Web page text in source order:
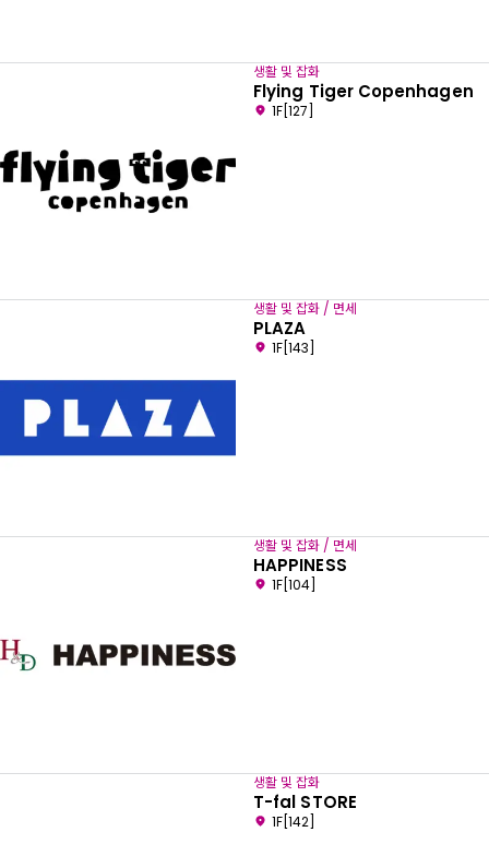
생활 및 잡화
Flying Tiger Copenhagen
1F[127]
생활 및 잡화 / 면세
PLAZA
1F[143]
생활 및 잡화 / 면세
HAPPINESS
1F[104]
생활 및 잡화
T-fal STORE
1F[142]